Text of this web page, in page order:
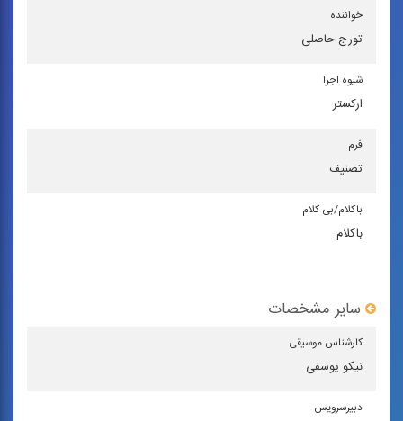
خواننده
تورج حاصلی
شیوه اجرا
اركستر
فرم
تصنیف
باكلام/بی كلام
باکلام
سایر مشخصات
كارشناس موسیقی
نیکو یوسفی
دبیرسرویس